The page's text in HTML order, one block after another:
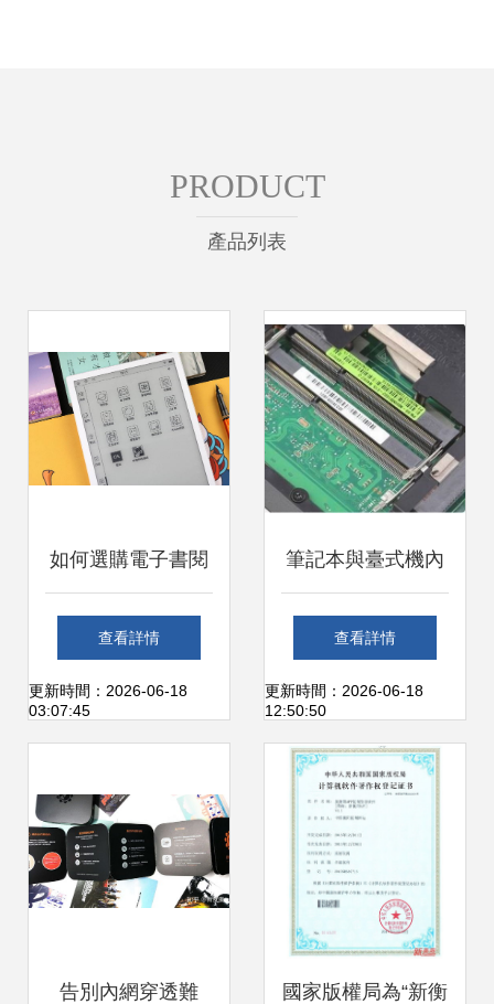
PRODUCT
產品列表
如何選購電子書閱
讀器？品牌、屏
幕、系統與續航是
查看詳情
更新時間：2026-06-18
03:07:45
筆記本與臺式機內
存條 硬件銷售中的
異同解析
查看詳情
更新時間：2026-06-18
12:50:50
告別內網穿透難 國家版權局為“新衡